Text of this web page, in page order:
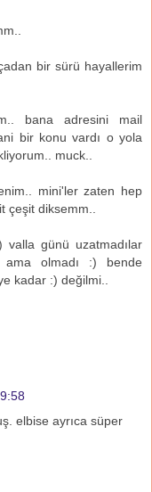
bir sürü hayallerim
bana adresini mail
bir konu vardı o yola
muck..
mini'ler zaten hep
diksemm..
valla günü uzatmadılar
ama olmadı :) bende
kadar :) değilmi..
elbise ayrıca süper